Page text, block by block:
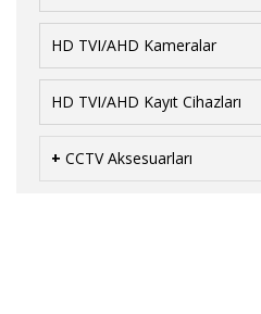
HD TVI/AHD Kameralar
HD TVI/AHD Kayıt Cihazları
+ CCTV Aksesuarları